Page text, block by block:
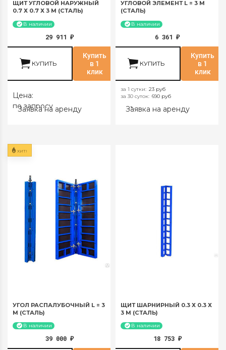
ЩИТ УГЛОВОЙ НАРУЖНЫЙ
0.7 Х 0.7 Х 3 М (СТАЛЬ)
В наличии
29 911 ₽
КУПИТЬ
Купить
в 1
клик
Цена:
по запросу
Заявка на аренду
УГЛОВОЙ ЭЛЕМЕНТ L = 3 М
(СТАЛЬ)
В наличии
6 361 ₽
КУПИТЬ
Купить
в 1
клик
за 1 сутки: 23 руб
за 30 суток: 690 руб
за 1 сутки:
Заявка на аренду
ХИТ!
УГОЛ РАСПАЛУБОЧНЫЙ L = 3
М (СТАЛЬ)
В наличии
39 000 ₽
ЩИТ ШАРНИРНЫЙ 0.3 Х 0.3 Х
3 М (СТАЛЬ)
В наличии
18 753 ₽